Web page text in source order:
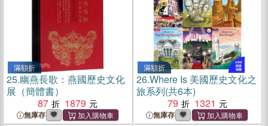
滿額折
25.幽燕長歌：燕國歷史文化
展（簡體書）
87
1879
無庫存
滿額折
26.Where Is 美國歷史文化之
旅系列(共6本)
79
1321
無庫存